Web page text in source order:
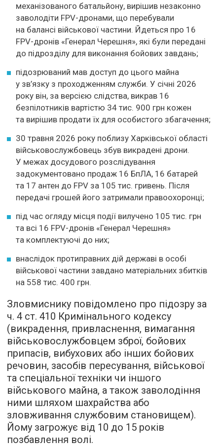
механізованого батальйону, вирішив незаконно
заволодіти FPV-дронами, що перебували
на балансі військової частини. Йдеться про 16
FPV-дронів «Генерал Черешня», які були передані
до підрозділу для виконання бойових завдань;
підозрюваний мав доступ до цього майна
у зв’язку з проходженням служби. У січні 2026
року він, за версією слідства, викрав 16
безпілотників вартістю 34 тис. 900 грн кожен
та вирішив продати їх для особистого збагачення;
30 травня 2026 року поблизу Харківської області
військовослужбовець збув викрадені дрони.
У межах досудового розслідування
задокументовано продаж 16 БпЛА, 16 батарей
та 17 антен до FPV за 105 тис. гривень. Після
передачі грошей його затримали правоохоронці;
під час огляду місця події вилучено 105 тис. грн
та всі 16 FPV-дронів «Генерал Черешня»
та комплектуючі до них;
внаслідок протиправних дій державі в особі
військової частини завдано матеріальних збитків
на 558 тис. 400 грн.
Зловмиснику повідомлено про підозру за
ч. 4 ст. 410 Кримінального кодексу
(викрадення, привласнення, вимагання
військовослужбовцем зброї, бойових
припасів, вибухових або інших бойових
речовин, засобів пересування, військової
та спеціальної техніки чи іншого
військового майна, а також заволодіння
ними шляхом шахрайства або
зловживання службовим становищем).
Йому загрожує від 10 до 15 років
позбавлення волі.